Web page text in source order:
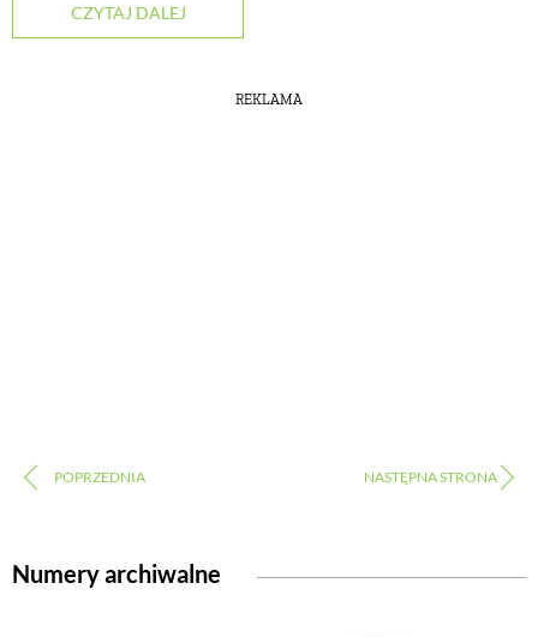
CZYTAJ DALEJ
REKLAMA
Numery archiwalne